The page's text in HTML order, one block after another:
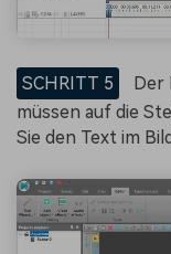
SCHRITT 5
Der
müssen auf die
Sie den Text im